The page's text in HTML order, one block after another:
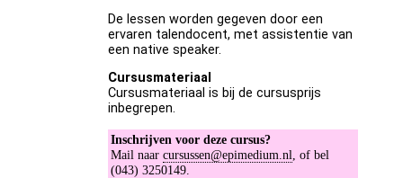
De lessen worden gegeven door een
ervaren talendocent, met assistentie van
een native speaker.
Cursusmateriaal
Cursusmateriaal is bij de cursusprijs
inbegrepen.
Inschrijven voor deze cursus?
Mail naar cursussen@epimedium.nl , of bel
(043) 3250149.